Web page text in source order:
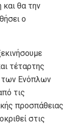
θα την
ο
τέταρτης
των Ενόπλων
τις
προσπάθειας
στις